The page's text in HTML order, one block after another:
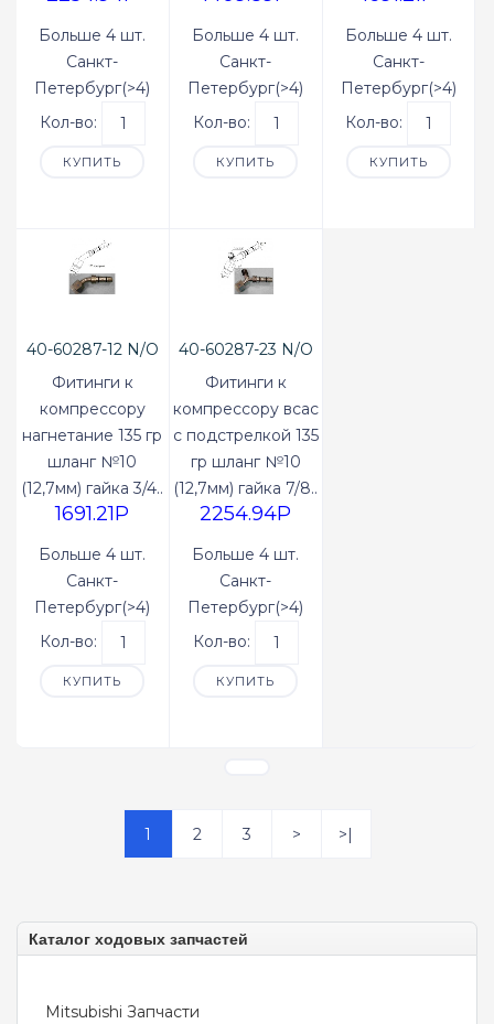
Больше 4 шт.
Санкт-
Петербург(>4)
Кол-во:
КУПИТЬ
Больше 4 шт.
Санкт-
Петербург(>4)
Кол-во:
КУПИТЬ
Больше 4 шт.
Санкт-
Петербург(>4)
Кол-во:
КУПИТЬ
40-60287-12 N/O
Фитинги к
компрессору
нагнетание 135 гр
шланг №10
(12,7мм) гайка 3/4..
1691.21P
Больше 4 шт.
Санкт-
Петербург(>4)
Кол-во:
КУПИТЬ
40-60287-23 N/O
Фитинги к
компрессору всас
с подстрелкой 135
гр шланг №10
(12,7мм) гайка 7/8..
2254.94P
Больше 4 шт.
Санкт-
Петербург(>4)
Кол-во:
КУПИТЬ
1 2 3 > >|
Каталог ходовых запчастей
Mitsubishi Запчасти